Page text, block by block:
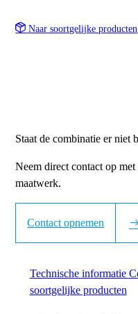
Naar soortgelijke producten
Staat de combinatie er niet
Neem direct contact op
maatwerk.
Contact opnemen
Technische informatie
soortgelijke producten